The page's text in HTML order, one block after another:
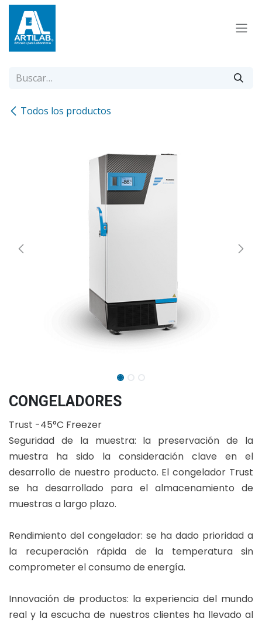
Ir al contenido
Todos los productos
CONGELADORES
Trust -45°C Freezer
Seguridad de la muestra: la preservación de la
muestra ha sido la consideración clave en el
desarrollo de nuestro producto. El congelador Trust
se ha desarrollado para el almacenamiento de
muestras a largo plazo.
Rendimiento del congelador: se ha dado prioridad a
la recuperación rápida de la temperatura sin
comprometer el consumo de energía.
Innovación de productos: la experiencia del mundo
real y la escucha de nuestros clientes ha llevado al